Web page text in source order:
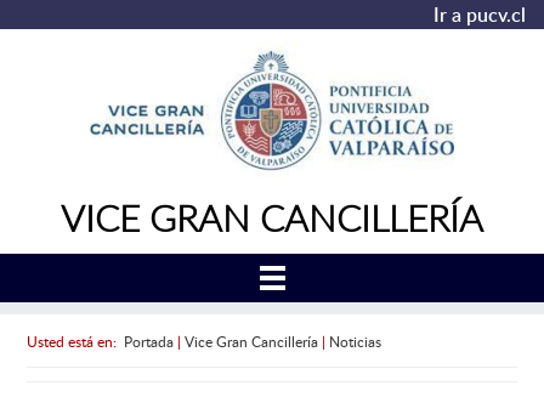
Ir a pucv.cl
VICE GRAN CANCILLERÍA
Usted está en: Portada| Vice Gran Cancillería| Noticias